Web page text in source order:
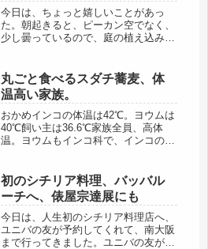
今日は、ちょっと嬉しいことがあっ
た。朝起きると、ピーカン空でなく、
少し曇っているので、庭の植え込みの
剪定ばさみでやるしかない。外の植え
込みもボウボウに伸びてきたので、気
にな...
丸ごと食べるスダチ蕎麦、体
温高い家族。
おかめインコの体温は42℃。ヨウムは
40℃飼い主は36.6℃家族全員、高体
温。ヨウムもインコ科で、インコの体
も、飛べる状態（アイドリンク）でな
いと反対に天敵に襲われてしまう。...
初のシチリア料理、バッバル
ーチへ、俵屋宗達展にも
今日は、人生初のシチリア料理店へ、
ユニバの友が予約してくれて、南大阪
まで行ってきました。ユニバの友が、